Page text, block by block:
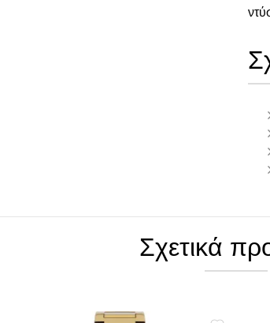
Σχετικά